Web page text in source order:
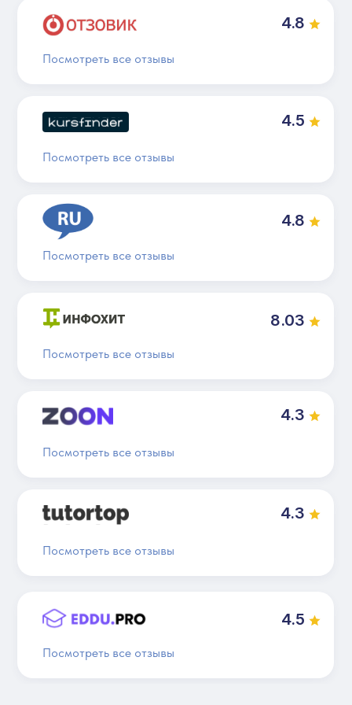
Посмотреть все отзывы
Посмотреть все отзывы
Посмотреть все отзывы
Посмотреть все отзывы
Посмотреть все отзывы
4.8
4.8
4.5
4.3
4.5
Посмотреть все отзывы
4.3
Посмотреть все отзывы
8.03